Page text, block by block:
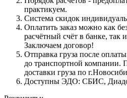
практикуем.
Система скидок
Оплатить заказ можно как
расчётный счёт в банке, так
Заключаем договор!
Отправка груза после
до транспортной компании.
доставки груза по
Доступны ЭДО: СБИС,